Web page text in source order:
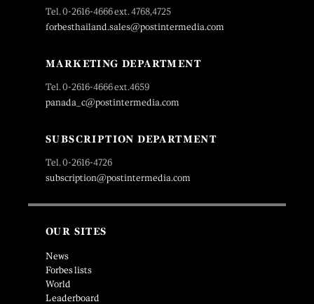
Tel. 0-2616-4666 ext. 4768,4725
forbesthailand.sales@postintermedia.com
MARKETING DEPARTMENT
Tel. 0-2616-4666 ext.4659
panada_c@postintermedia.com
SUBSCRIPTION DEPARTMENT
Tel. 0-2616-4726
subscription@postintermedia.com
OUR SITES
News
Forbes lists
World
Leaderboard